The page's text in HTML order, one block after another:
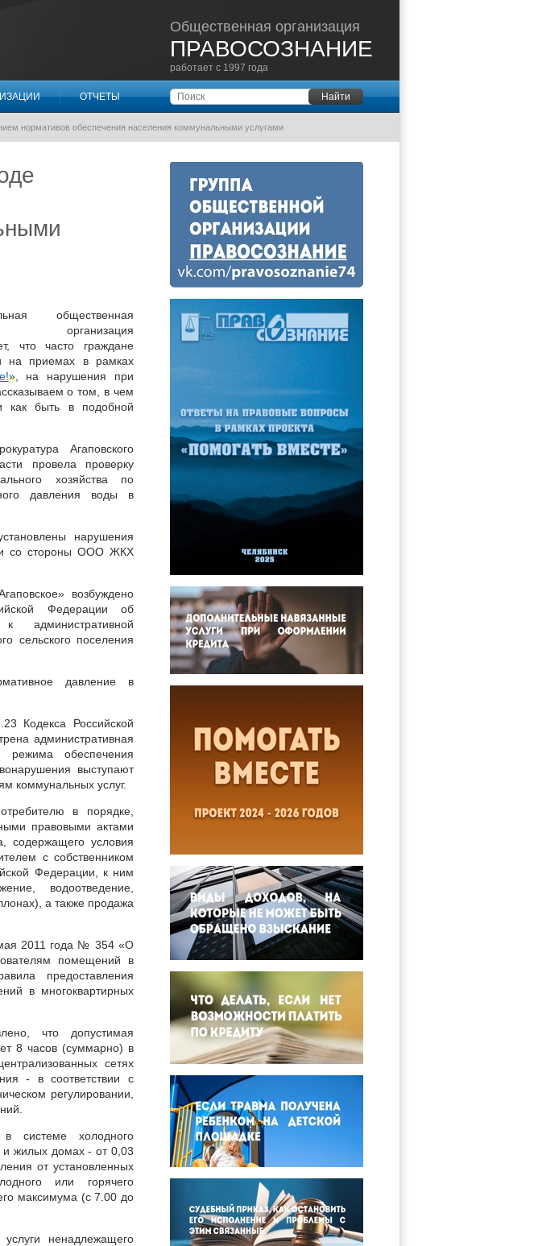
Общественная организация
ПРАВОСОЗНАНИЕ
работает с 1997 года
ОТЧЕТЫ Поиск Найти
нормативов обеспечения населения коммунальными услугами
общественная
организация
что часто граждане
на приемах в рамках
», на нарушения при
о том, в чем
как быть в подобной
Агаповского
провела проверку
хозяйства по
давления воды в
нарушения
со стороны ООО ЖКХ
возбуждено
Федерации об
административной
сельского поселения
давление в
Кодекса Российской
административная
режима обеспечения
выступают
коммунальных услуг.
в порядке,
правовыми актами
содержащего условия
с собственником
Федерации, к ним
водоотведение,
а также продажа
мая 2011 года № 354 «О
помещений в
предоставления
в многоквартирных
что допустимая
8 часов (суммарно) в
сетях
- в соответствии с
регулировании,
системе холодного
и жилых домах - от 0,03
от установленных
или горячего
максимума (с 7.00 до
ненадлежащего